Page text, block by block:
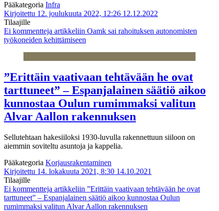
Pääkategoria Infra
Kirjoitettu 12. joulukuuta 2022, 12:26 12.12.2022
Tilaajille
Ei kommentteja artikkeliin Oamk sai rahoituksen autonomisten
työkoneiden kehittämiseen
”Erittäin vaativaan tehtävään he ovat
tarttuneet” – Espanjalainen säätiö aikoo
kunnostaa Oulun rumimmaksi valitun
Alvar Aallon rakennuksen
Sellutehtaan hakesiiloksi 1930-luvulla rakennettuun siiloon on
aiemmin soviteltu asuntoja ja kappelia.
Pääkategoria Korjausrakentaminen
Kirjoitettu 14. lokakuuta 2021, 8:30 14.10.2021
Tilaajille
Ei kommentteja artikkeliin ”Erittäin vaativaan tehtävään he ovat
tarttuneet” – Espanjalainen säätiö aikoo kunnostaa Oulun
rumimmaksi valitun Alvar Aallon rakennuksen